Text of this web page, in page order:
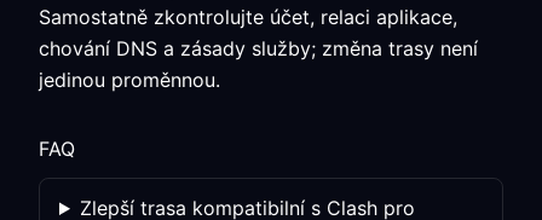
Samostatně zkontrolujte účet, relaci aplikace,
chování DNS a zásady služby; změna trasy není
jedinou proměnnou.
FAQ
Zlepší trasa kompatibilní s Clash pro